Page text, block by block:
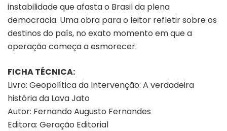
instabilidade que afasta o Brasil da plena
democracia. Uma obra para o leitor refletir sobre os
destinos do país, no exato momento em que a
operação começa a esmorecer.
FICHA TÉCNICA:
Livro: Geopolítica da Intervenção: A verdadeira
história da Lava Jato
Autor: Fernando Augusto Fernandes
Editora: Geração Editorial